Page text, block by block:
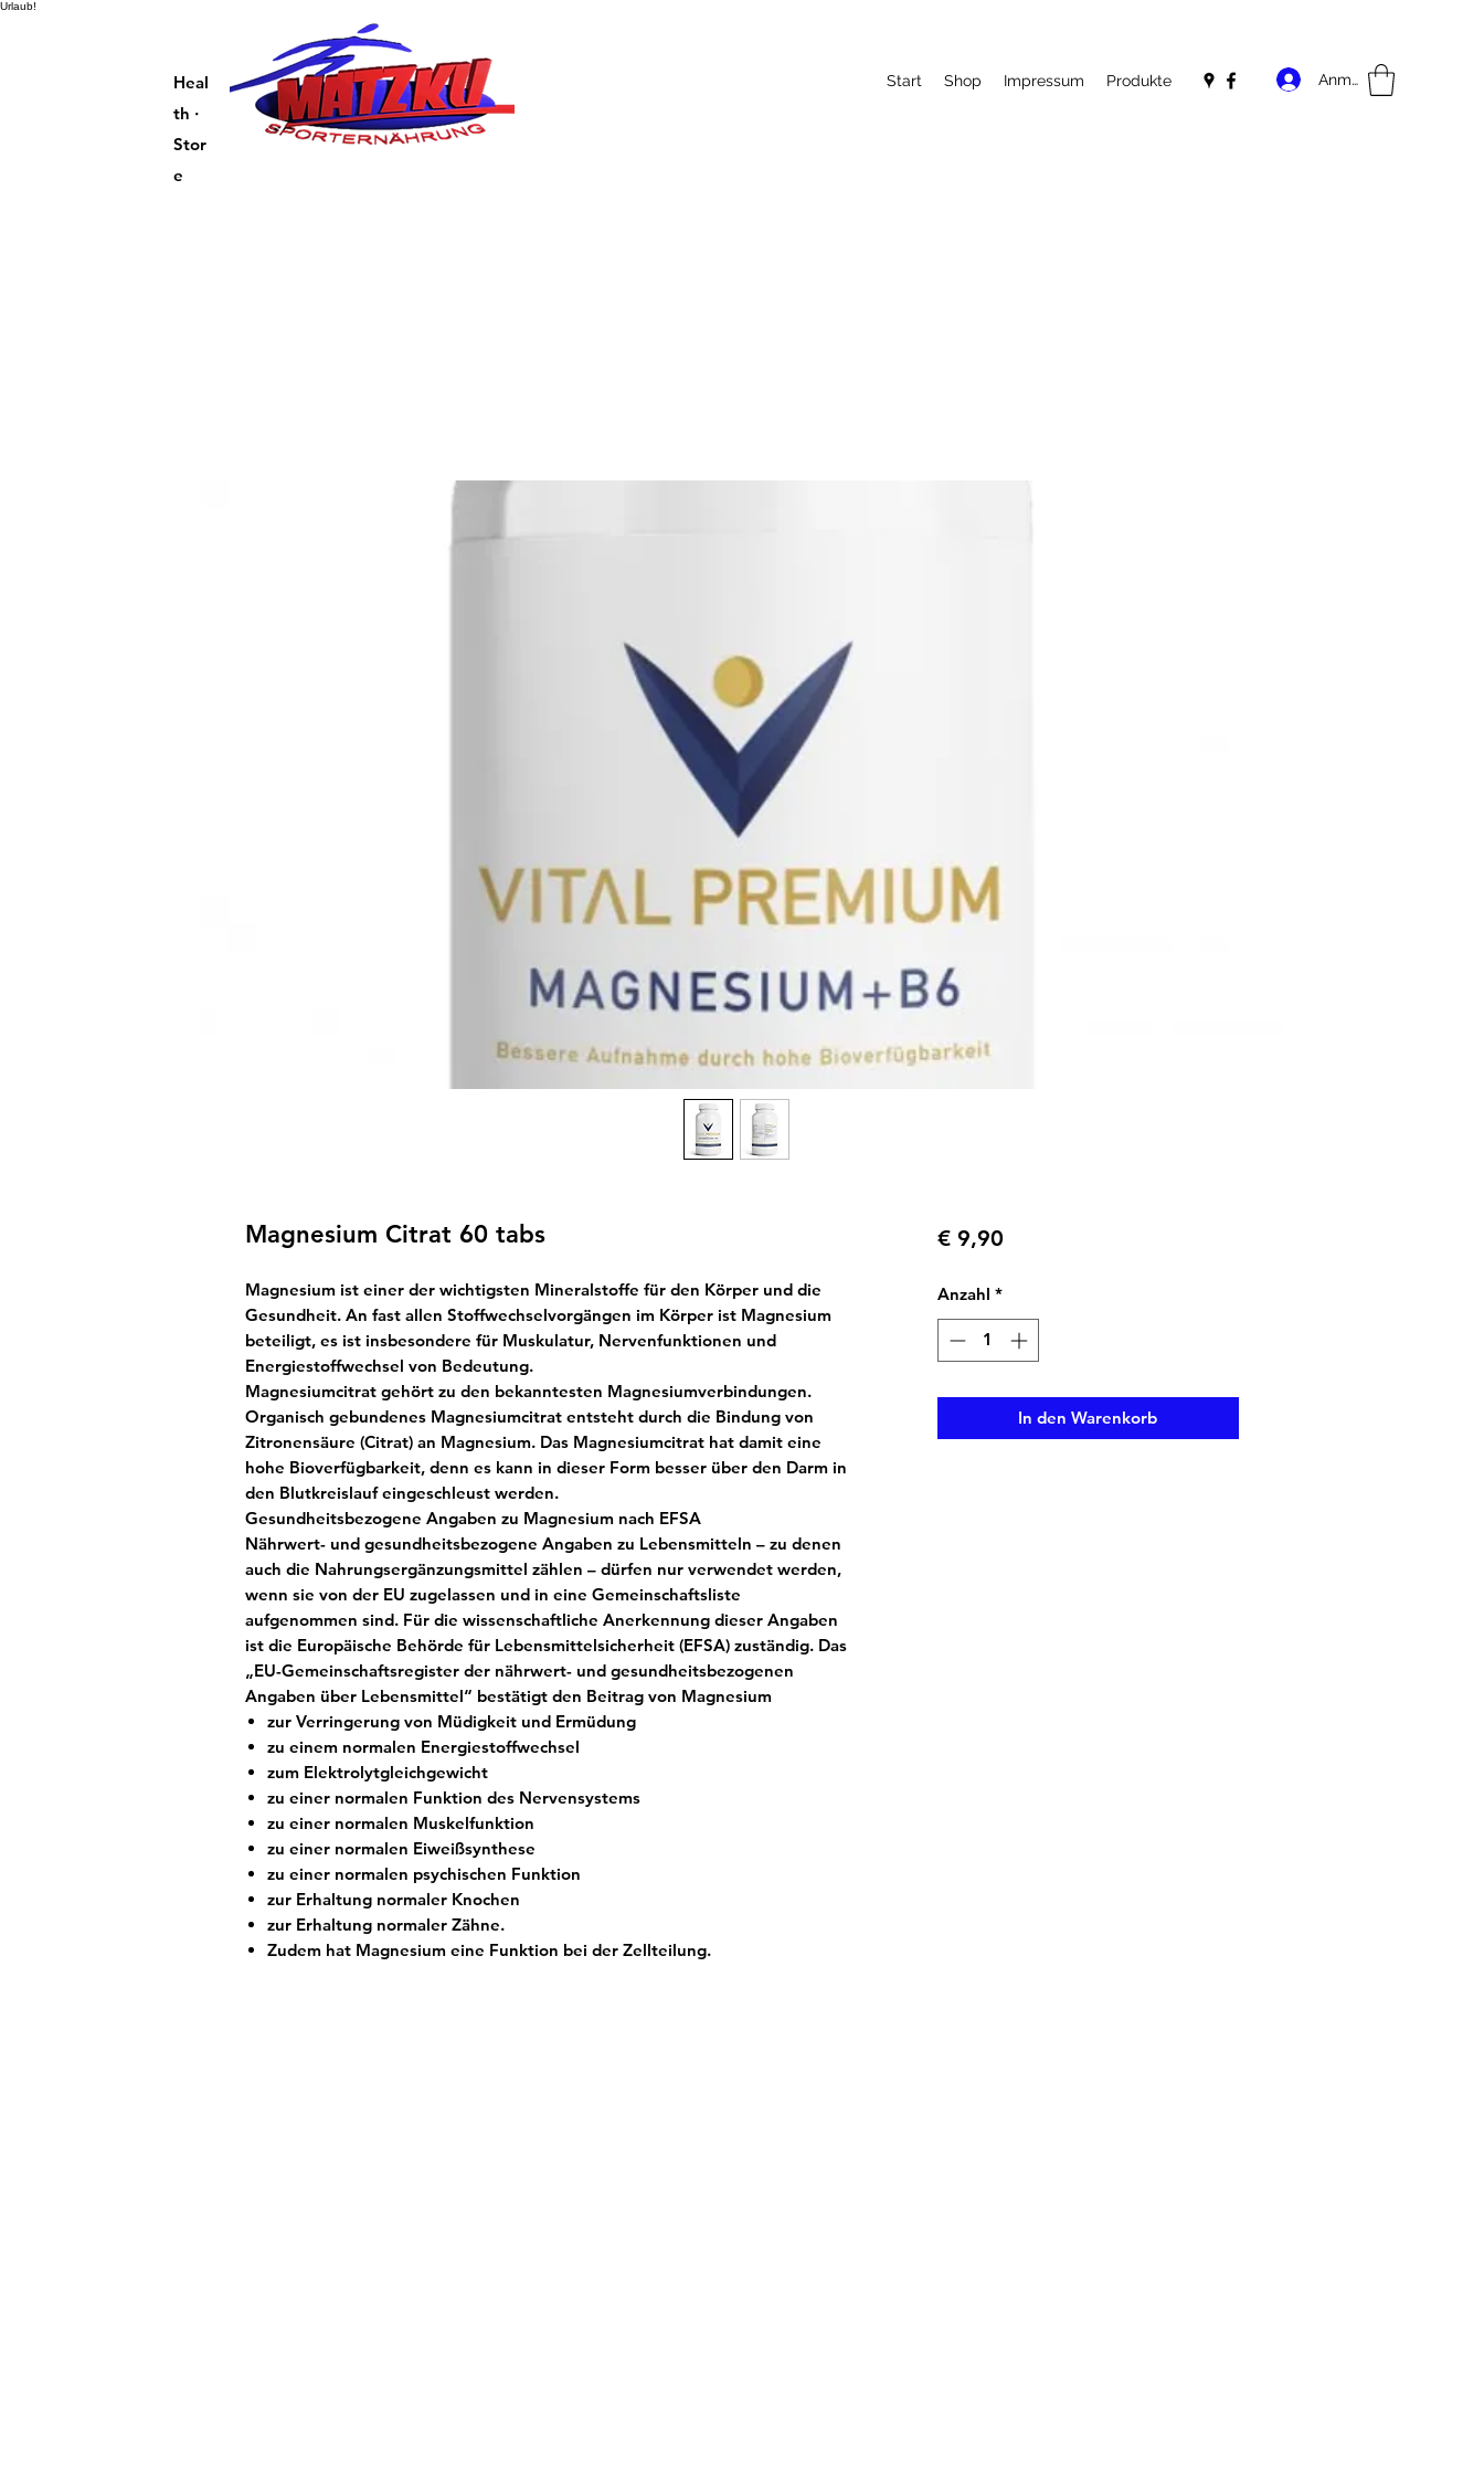
Urlaub!
Heal
th ·
Stor
e
Start Shop Impressum Produkte Anmelden
Magnesium Citrat 60 tabs
Magnesium ist einer der wichtigsten Mineralstoffe für den Körper und die
Gesundheit. An fast allen Stoffwechselvorgängen im Körper ist Magnesium
beteiligt, es ist insbesondere für Muskulatur, Nervenfunktionen und
Energiestoffwechsel von Bedeutung.
Magnesiumcitrat gehört zu den bekanntesten Magnesiumverbindungen.
Organisch gebundenes Magnesiumcitrat entsteht durch die Bindung von
Zitronensäure (Citrat) an Magnesium. Das Magnesiumcitrat hat damit eine
hohe Bioverfügbarkeit, denn es kann in dieser Form besser über den Darm in
den Blutkreislauf eingeschleust werden.
Gesundheitsbezogene Angaben zu Magnesium nach EFSA
Nährwert- und gesundheitsbezogene Angaben zu Lebensmitteln – zu denen
auch die Nahrungsergänzungsmittel zählen – dürfen nur verwendet werden,
wenn sie von der EU zugelassen und in eine Gemeinschaftsliste
aufgenommen sind. Für die wissenschaftliche Anerkennung dieser Angaben
ist die Europäische Behörde für Lebensmittelsicherheit (EFSA) zuständig. Das
„EU-Gemeinschaftsregister der nährwert- und gesundheitsbezogenen
Angaben über Lebensmittel“ bestätigt den Beitrag von Magnesium
zur Verringerung von Müdigkeit und Ermüdung
zu einem normalen Energiestoffwechsel
zum Elektrolytgleichgewicht
zu einer normalen Funktion des Nervensystems
zu einer normalen Muskelfunktion
zu einer normalen Eiweißsynthese
zu einer normalen psychischen Funktion
zur Erhaltung normaler Knochen
zur Erhaltung normaler Zähne.
Zudem hat Magnesium eine Funktion bei der Zellteilung.
€ 9,90Preis
Anzahl *
In den Warenkorb